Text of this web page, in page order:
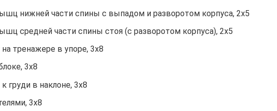
нижней части спины с выпадом и разворотом корпуса, 2х5
средней части спины стоя (с разворотом корпуса), 2х5
на тренажере в упоре, 3х8
3х8
груди в наклоне, 3х8
3х8